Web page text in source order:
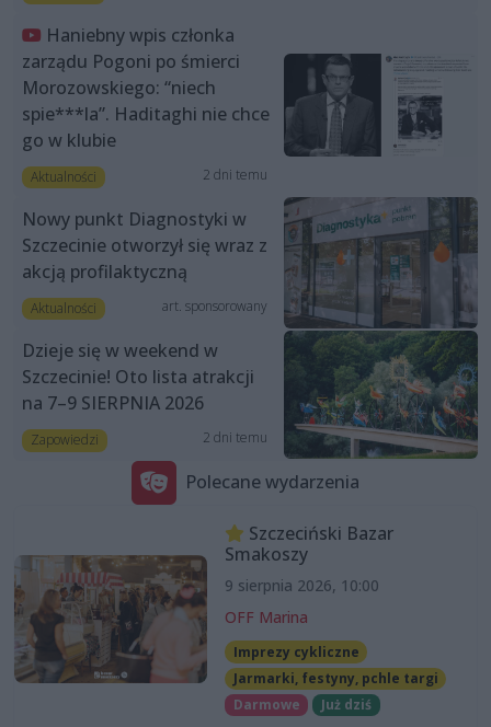
Haniebny wpis członka
zarządu Pogoni po śmierci
Morozowskiego: “niech
spie***la”. Haditaghi nie chce
go w klubie
Aktualności 2 dni temu
Nowy punkt Diagnostyki w
Szczecinie otworzył się wraz z
akcją profilaktyczną
Aktualności art. sponsorowany
Dzieje się w weekend w
Szczecinie! Oto lista atrakcji
na 7–9 SIERPNIA 2026
Zapowiedzi 2 dni temu
Polecane wydarzenia
Szczeciński Bazar
Smakoszy
9 sierpnia 2026, 10:00
OFF Marina
Imprezy cykliczne
Jarmarki, festyny, pchle targi
Darmowe
Już dziś